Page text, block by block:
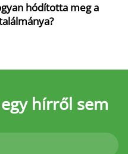
hódította meg a
egy hírről sem